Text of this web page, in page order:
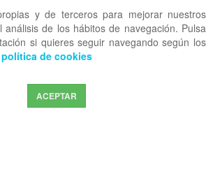
y de terceros para mejorar nuestros
análisis de los hábitos de navegación. Pulsa
si quieres seguir navegando según los
de cookies
ACEPTAR